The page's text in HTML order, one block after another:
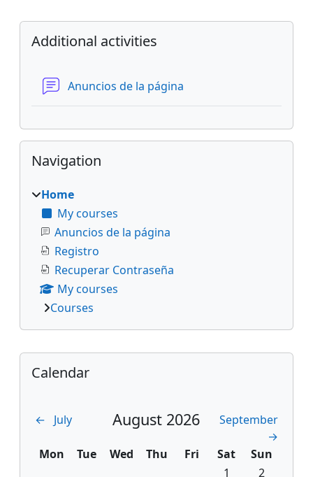
Blocks
Skip Additional activities
Additional activities
Anuncios de la página
Skip Navigation
Navigation
Home
My courses
Anuncios de la página
Registro
Recuperar Contraseña
My courses
Courses
Supplementary blocks
Skip Calendar
Calendar
← July August 2026
September
→
Monday
Mon Tuesday
Tue Wednesday
Wed Thursday
Thu Friday
Fri Saturday
Sat Sunday
Sun
No events,
1 No
2